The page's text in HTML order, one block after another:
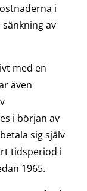
i
av
med en
även
i början av
sig själv
tidsperiod i
1965.